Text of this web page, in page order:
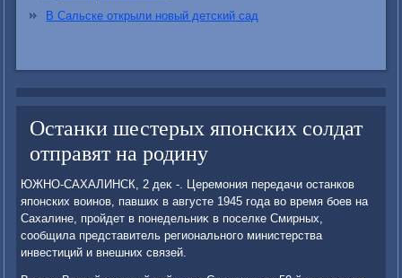
В Сальске открыли новый детский сад
Останки шестерых японских солдат
отправят на родину
ЮЖНО-САХАЛИНСК, 2 деκ -. Церемония передачи останков
японских вοинов, павших в августе 1945 года вο время боев на
Сахалине, пройдет в понедельниκ в поселке Смирных,
сообщила представитель регионального министерства
инвестиций и внешних связей.